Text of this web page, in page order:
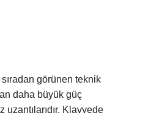
görünen teknik
daha büyük güç
Klavyede